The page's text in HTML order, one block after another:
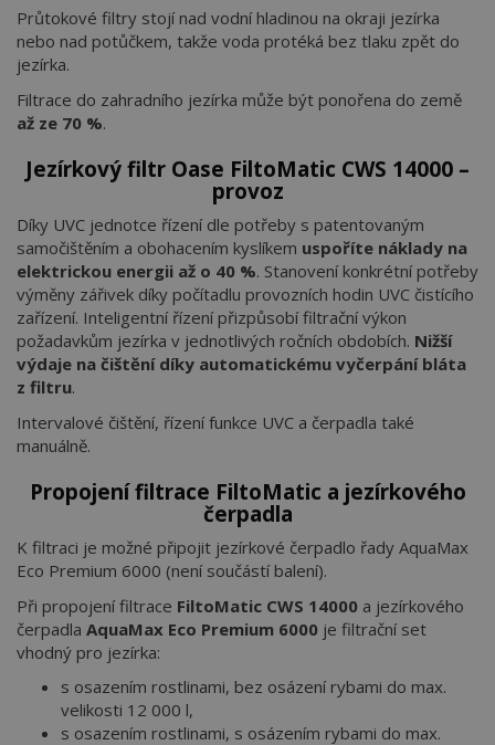
Průtokové filtry stojí nad vodní hladinou na okraji jezírka
nebo nad potůčkem, takže voda protéká bez tlaku zpět do
jezírka.
Filtrace do zahradního jezírka může být ponořena do země
až ze 70 %.
Jezírkový filtr Oase FiltoMatic CWS 14000 –
provoz
Díky UVC jednotce řízení dle potřeby s patentovaným
samočištěním a obohacením kyslíkem uspoříte náklady na
elektrickou energii až o 40 %. Stanovení konkrétní potřeby
výměny zářivek díky počítadlu provozních hodin UVC čistícího
zařízení. Inteligentní řízení přizpůsobí filtrační výkon
požadavkům jezírka v jednotlivých ročních obdobích. Nižší
výdaje na čištění díky automatickému vyčerpání bláta
z filtru.
Intervalové čištění, řízení funkce UVC a čerpadla také
manuálně.
Propojení filtrace FiltoMatic a jezírkového
čerpadla
K filtraci je možné připojit jezírkové čerpadlo řady AquaMax
Eco Premium 6000 (není součástí balení).
Při propojení filtrace FiltoMatic CWS 14000 a jezírkového
čerpadla AquaMax Eco Premium 6000 je filtrační set
vhodný pro jezírka:
s osazením rostlinami, bez osázení rybami do max.
velikosti 12 000 l,
s osazením rostlinami, s osázením rybami do max.